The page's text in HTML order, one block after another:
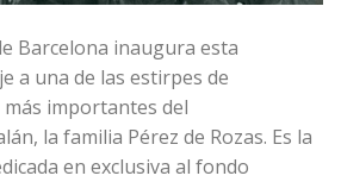
Barcelona inaugura esta
a una de las estirpes de
importantes del
la familia Pérez de Rozas. Es la
en exclusiva al fondo